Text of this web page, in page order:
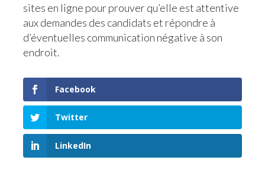
sites en ligne pour prouver qu’elle est attentive
aux demandes des candidats et répondre à
d’éventuelles communication négative à son
endroit.
Facebook
Twitter
LinkedIn